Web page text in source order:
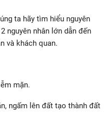
ta hãy tìm hiểu nguyên
nguyên nhân lớn dẫn đến
và khách quan.
mặn.
ngấm lên đất tạo thành đất